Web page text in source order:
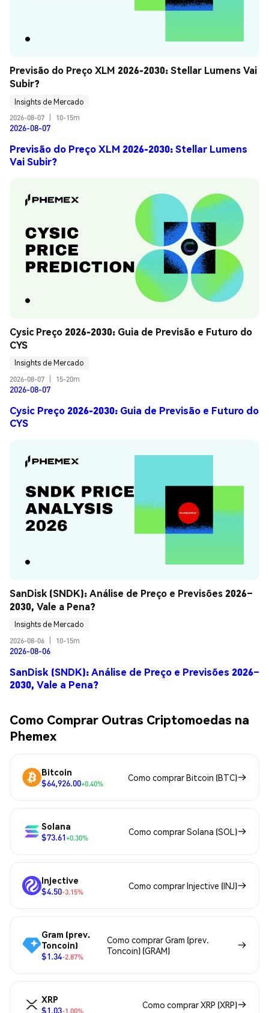
Previsão do Preço XLM 2026-2030: Stellar Lumens Vai
Subir?
Insights de Mercado
2026-08-07
10-15m
2026-08-07
Previsão do Preço XLM 2026-2030: Stellar Lumens
Vai Subir?
Cysic Preço 2026-2030: Guia de Previsão e Futuro do
CYS
Insights de Mercado
2026-08-07
15-20m
2026-08-07
Cysic Preço 2026-2030: Guia de Previsão e Futuro do
CYS
SanDisk (SNDK): Análise de Preço e Previsões 2026–
2030, Vale a Pena?
Insights de Mercado
2026-08-06
10-15m
2026-08-06
SanDisk (SNDK): Análise de Preço e Previsões 2026–
2030, Vale a Pena?
Como Comprar Outras Criptomoedas na
Phemex
Bitcoin
$64,926.00+0.40%
Como comprar Bitcoin (BTC)
Solana
$73.61+0.30%
Como comprar Solana (SOL)
Injective
$4.50-3.15%
Como comprar Injective (INJ)
Gram (prev.
Toncoin)
$1.34-2.87%
Como comprar Gram (prev.
Toncoin) (GRAM)
XRP
$1.03-1.00%
Como comprar XRP (XRP)